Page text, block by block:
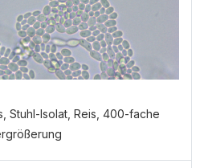
Stuhl-Isolat, Reis, 400-fache
ANAMNESE